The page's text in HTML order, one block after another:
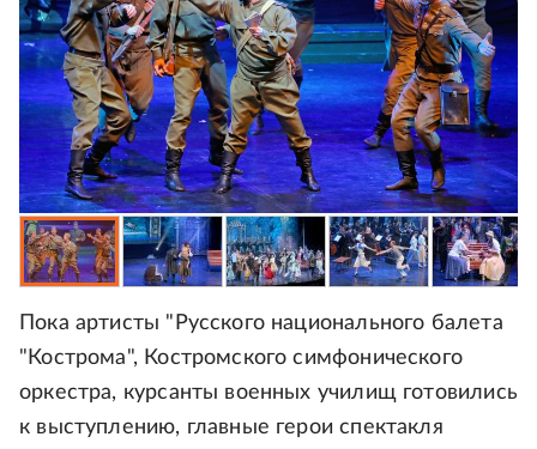
Пока артисты "Русского национального балета
"Кострома", Костромского симфонического
оркестра, курсанты военных училищ готовились
к выступлению, главные герои спектакля